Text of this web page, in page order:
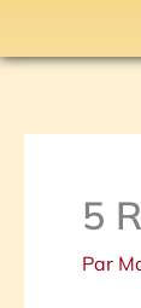
5
Par